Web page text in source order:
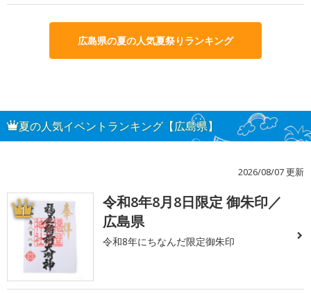
広島県の夏の人気夏祭りランキング
夏の人気イベントランキング【広島県】
2026/08/07 更新
1
令和8年8月8日限定 御朱印／
広島県
令和8年にちなんだ限定御朱印